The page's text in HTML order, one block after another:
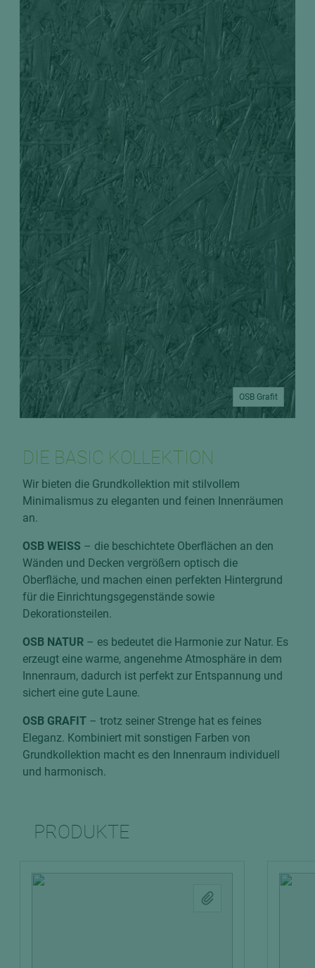
OSB Grafit
DIE BASIC KOLLEKTION
Wir bieten die Grundkollektion mit stilvollem
Minimalismus zu eleganten und feinen Innenräumen
an.
OSB WEISS – die beschichtete Oberflächen an den
Wänden und Decken vergrößern optisch die
Oberfläche, und machen einen perfekten Hintergrund
für die Einrichtungsgegenstände sowie
Dekorationsteilen.
OSB NATUR – es bedeutet die Harmonie zur Natur. Es
erzeugt eine warme, angenehme Atmosphäre in dem
Innenraum, dadurch ist perfekt zur Entspannung und
sichert eine gute Laune.
OSB GRAFIT – trotz seiner Strenge hat es feines
Eleganz. Kombiniert mit sonstigen Farben von
Grundkollektion macht es den Innenraum individuell
und harmonisch.
PRODUKTE